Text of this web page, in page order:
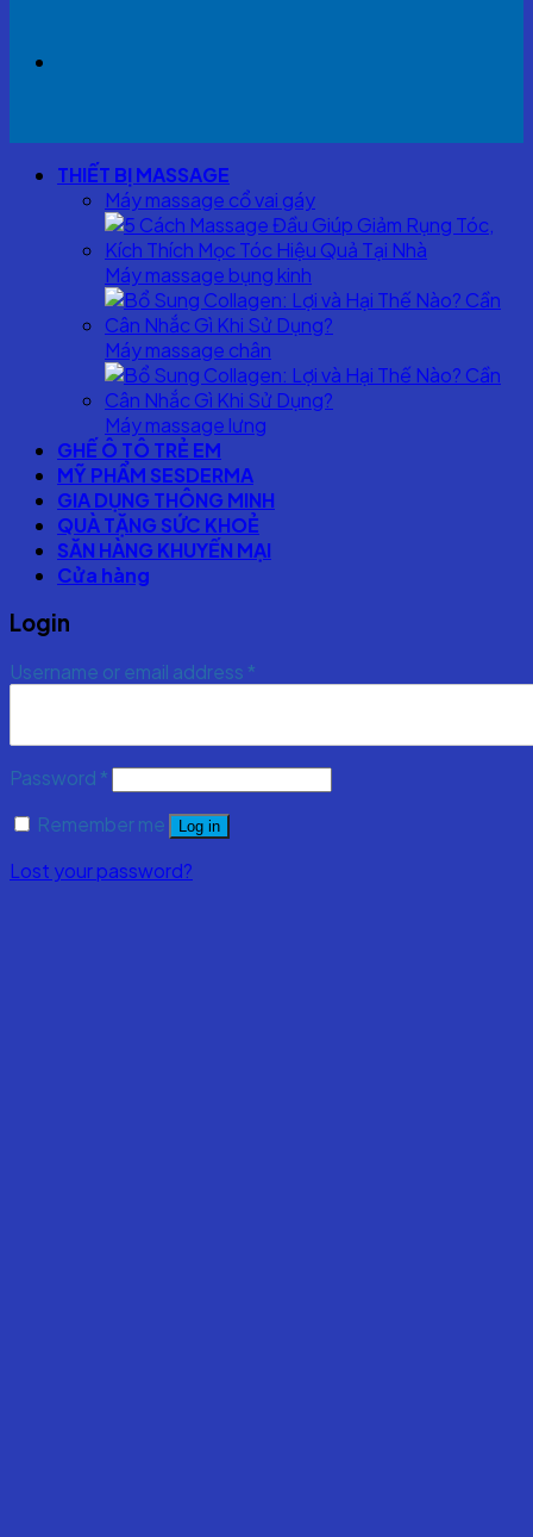
THIẾT BỊ MASSAGE
Máy massage cổ vai gáy
Máy massage bụng kinh
Máy massage chân
Máy massage lưng
GHẾ Ô TÔ TRẺ EM
MỸ PHẨM SESDERMA
GIA DỤNG THÔNG MINH
QUÀ TẶNG SỨC KHOẺ
SĂN HÀNG KHUYẾN MẠI
Cửa hàng
Login
Username or email address *
Password *
Remember me
Log in
Lost your password?